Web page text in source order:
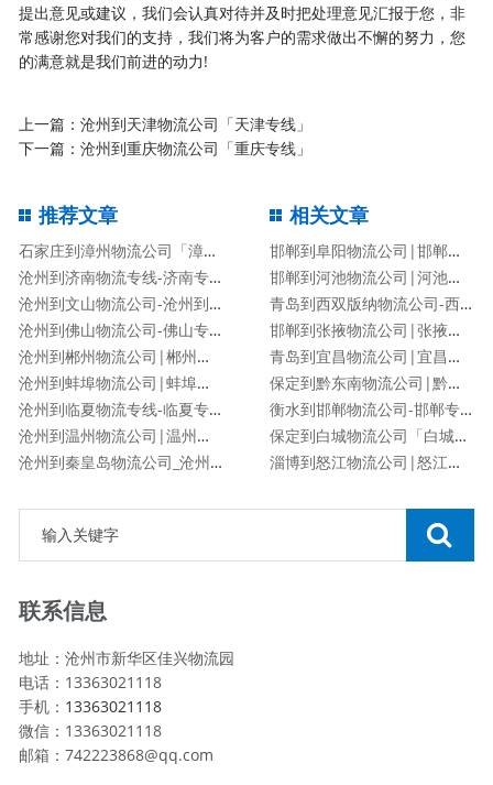
提出意见或建议，我们会认真对待并及时把处理意见汇报于您，非
常感谢您对我们的支持，我们将为客户的需求做出不懈的努力，您
的满意就是我们前进的动力!
上一篇：沧州到天津物流公司「天津专线」
下一篇：沧州到重庆物流公司「重庆专线」
推荐文章
石家庄到漳州物流公司「漳州专线」
沧州到济南物流专线-济南专线
沧州到文山物流公司-沧州到文山货运专线
沧州到佛山物流公司-佛山专线
沧州到郴州物流公司|郴州专线
沧州到蚌埠物流公司|蚌埠专线
沧州到临夏物流专线-临夏专线
沧州到温州物流公司|温州专线
沧州到秦皇岛物流公司_沧州到秦皇岛物流专线
相关文章
邯郸到阜阳物流公司|邯郸到阜阳物流专线
邯郸到河池物流公司|河池专线
青岛到西双版纳物流公司-西双版纳专线
邯郸到张掖物流公司|张掖专线
青岛到宜昌物流公司|宜昌专线
保定到黔东南物流公司|黔东南专线
衡水到邯郸物流公司-邯郸专线
保定到白城物流公司「白城专线」
淄博到怒江物流公司|怒江专线
联系信息
地址：沧州市新华区佳兴物流园
电话：13363021118
手机： 13363021118
微信：13363021118
邮箱：742223868@qq.com